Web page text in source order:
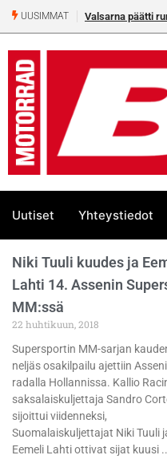
UUSIMMAT Valsarna päätti
Uutiset Yhteystiedot
Niki Tuuli kuudes ja
Lahti 14. Assenin
MM:ssä
22 huhtikuun, 2018
Supersportin MM-sarjan
neljäs osakilpailu ajettiin
radalla Hollannissa. Kallio
saksalaiskuljettaja Sandro
sijoittui viidenneksi,
Suomalaiskuljettajat Niki Tuuli
Eemeli Lahti ottivat sijat kuusi